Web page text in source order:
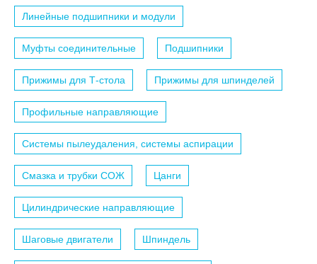
Линейные подшипники и модули
Муфты соединительные Подшипники
Прижимы для Т-стола Прижимы для шпинделей
Профильные направляющие
Системы пылеудаления, системы аспирации
Смазка и трубки СОЖ Цанги
Цилиндрические направляющие
Шаговые двигатели Шпиндель